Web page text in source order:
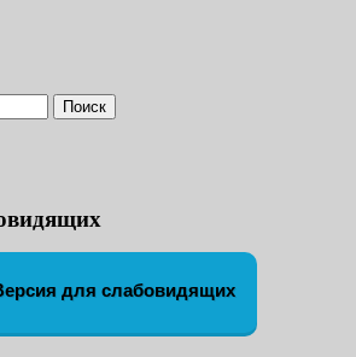
для слабовидящих